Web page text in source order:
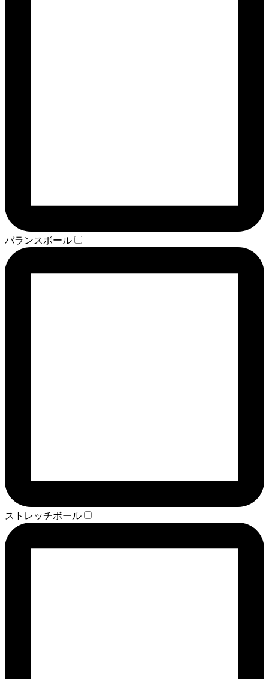
バランスボール
ストレッチボール